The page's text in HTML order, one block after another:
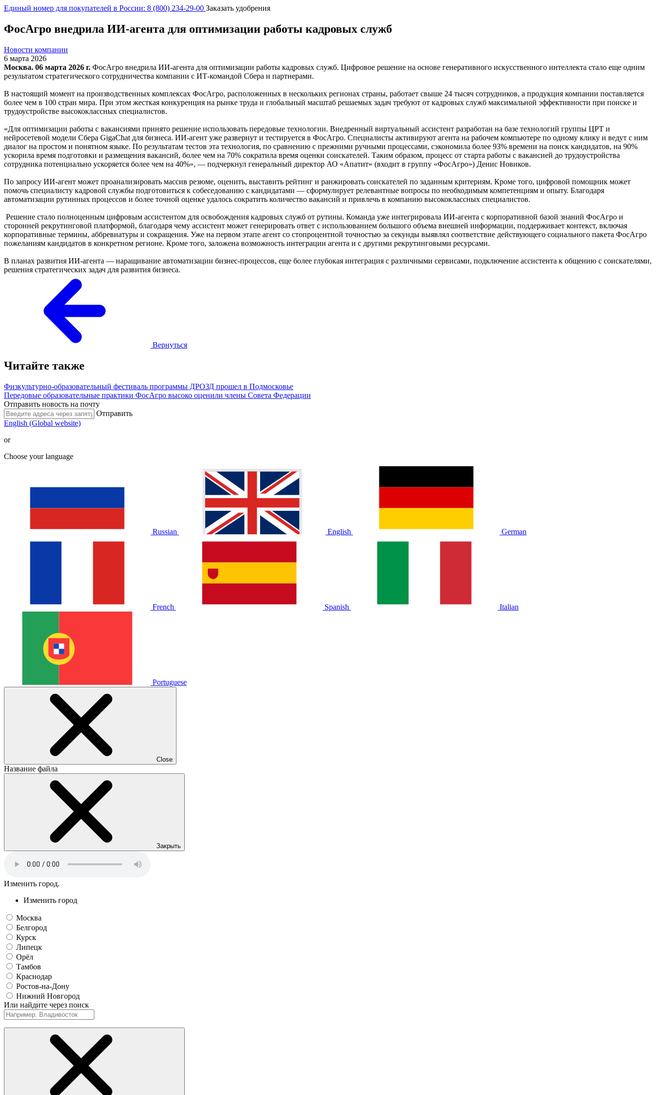
Единый номер для покупателей в России: 8 (800) 234-29-00 Заказать удобрения
ФосАгро внедрила ИИ-агента для оптимизации работы кадровых служб
Новости компании
6 марта 2026
Москва. 06 марта 2026 г. ФосАгро внедрила ИИ-агента для оптимизации работы кадровых служб. Цифровое решение на основе генеративного искусственного интеллекта стало еще одним
результатом стратегического сотрудничества компании с ИТ-командой Сбера и партнерами.
В настоящий момент на производственных комплексах ФосАгро, расположенных в нескольких регионах страны, работает свыше 24 тысяч сотрудников, а продукция компании поставляется
более чем в 100 стран мира. При этом жесткая конкуренция на рынке труда и глобальный масштаб решаемых задач требуют от кадровых служб максимальной эффективности при поиске и
трудоустройстве высококлассных специалистов.
«Для оптимизации работы с вакансиями принято решение использовать передовые технологии. Внедренный виртуальный ассистент разработан на базе технологий группы ЦРТ и
нейросетевой модели Сбера GigaChat для бизнеса. ИИ-агент уже развернут и тестируется в ФосАгро. Специалисты активируют агента на рабочем компьютере по одному клику и ведут с ним
диалог на простом и понятном языке. По результатам тестов эта технология, по сравнению с прежними ручными процессами, сэкономила более 93% времени на поиск кандидатов, на 90%
ускорила время подготовки и размещения вакансий, более чем на 70% сократила время оценки соискателей. Таким образом, процесс от старта работы с вакансией до трудоустройства
сотрудника потенциально ускоряется более чем на 40%», — подчеркнул генеральный директор АО «Апатит» (входит в группу «ФосАгро») Денис Новиков.
По запросу ИИ-агент может проанализировать массив резюме, оценить, выставить рейтинг и ранжировать соискателей по заданным критериям. Кроме того, цифровой помощник может
помочь специалисту кадровой службы подготовиться к собеседованию с кандидатами — сформулирует релевантные вопросы по необходимым компетенциям и опыту. Благодаря
автоматизации рутинных процессов и более точной оценке удалось сократить количество вакансий и привлечь в компанию высококлассных специалистов.
Решение стало полноценным цифровым ассистентом для освобождения кадровых служб от рутины. Команда уже интегрировала ИИ-агента с корпоративной базой знаний ФосАгро и
сторонней рекрутинговой платформой, благодаря чему ассистент может генерировать ответ с использованием большого объема внешней информации, поддерживает контекст, включая
корпоративные термины, аббревиатуры и сокращения. Уже на первом этапе агент со стопроцентной точностью за секунды выявлял соответствие действующего социального пакета ФосАгро
пожеланиям кандидатов в конкретном регионе. Кроме того, заложена возможность интеграции агента и с другими рекрутинговыми ресурсами.
В планах развития ИИ-агента — наращивание автоматизации бизнес-процессов, еще более глубокая интеграция с различными сервисами, подключение ассистента к общению с соискателями,
решения стратегических задач для развития бизнеса.
Вернуться
Читайте также
Физкультурно-образовательный фестиваль программы ДРОЗД прошел в Подмосковье
Передовые образовательные практики ФосАгро высоко оценили члены Совета Федерации
Отправить новость на почту
Отправить
English (Global website)
or
Choose your language
Russian English German
French Spanish Italian
Portuguese
Close
Название файла
Закрыть
Изменить город.
Изменить город
Москва
Белгород
Курск
Липецк
Орёл
Тамбов
Краснодар
Ростов-на-Дону
Нижний Новгород
Или найдите через поиск